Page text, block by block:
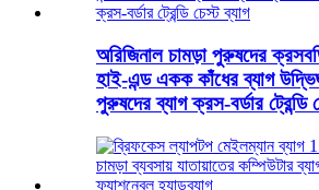
অরিজিনাল চামড়া পুরুষদের
হাই-এন্ড একক কাঁধের ব্যাগ
পুরুষদের ব্যাগ ক্রস-বর্ডার ট্রেন্ডি